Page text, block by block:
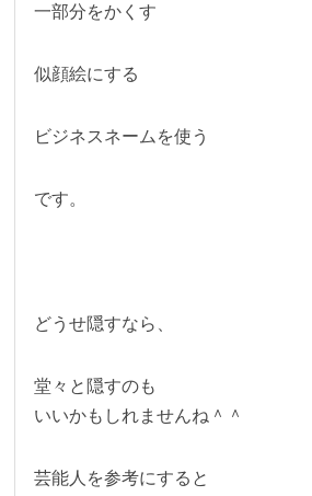
一部分をかくす
似顔絵にする
ビジネスネームを使う
です。
どうせ隠すなら、
堂々と隠すのも
いいかもしれませんね＾＾
芸能人を参考にすると